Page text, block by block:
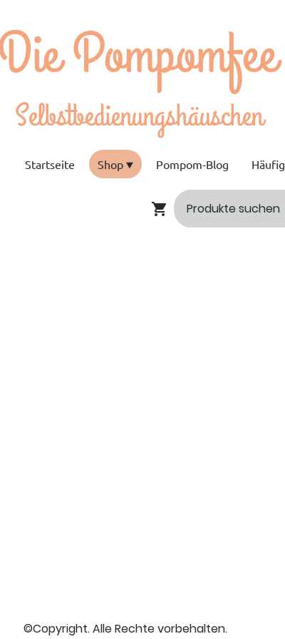
Pompomfee
Startseite Shop Pompom-Blog
©Copyright. Alle Rechte vorbehalten.